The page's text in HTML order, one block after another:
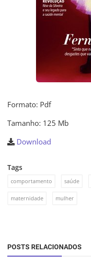
Formato: Pdf
Tamanho: 125 Mb
Download
Tags
comportamento saúde
maternidade mulher
POSTS RELACIONADOS